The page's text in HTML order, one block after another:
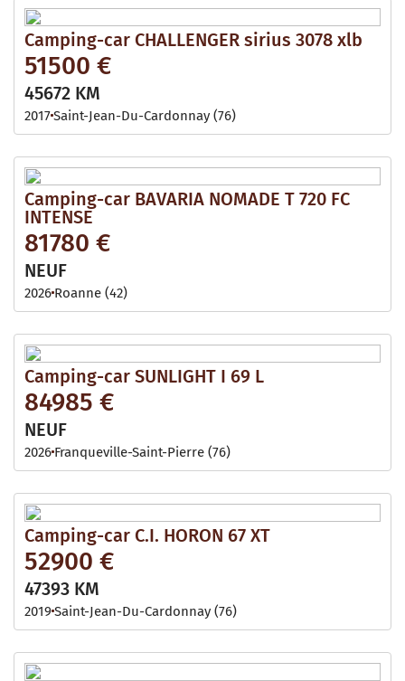
Camping-car CHALLENGER sirius 3078 xlb
51500 €
45672 KM
2017Saint-Jean-Du-Cardonnay (76)
Camping-car BAVARIA NOMADE T 720 FC
INTENSE
81780 €
NEUF
2026 Roanne (42)
Camping-car SUNLIGHT I 69 L
84985 €
NEUF
2026 Franqueville-Saint-Pierre (76)
Camping-car C.I. HORON 67 XT
52900 €
47393 KM
2019 Saint-Jean-Du-Cardonnay (76)